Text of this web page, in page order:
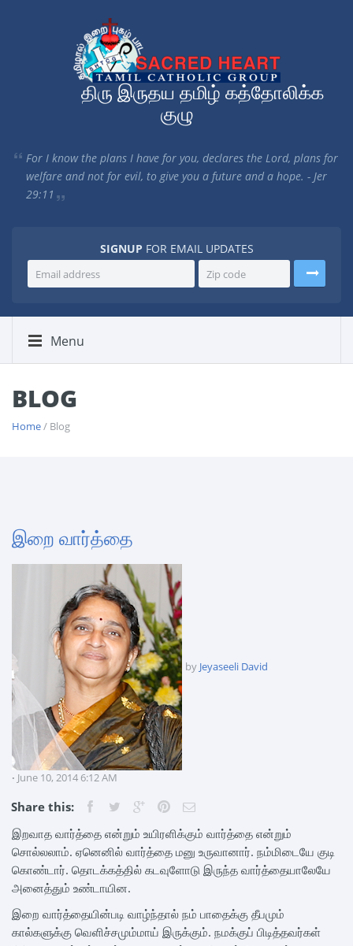
திரு இருதய தமிழ் கத்தோலிக்க
குழு
For I know the plans I have for you, declares the Lord, plans for
welfare and not for evil, to give you a future and a hope. - Jer
29:11
SIGNUP FOR EMAIL UPDATES
Menu
BLOG
Home/ Blog
இறை வார்த்தை
by Jeyaseeli David
June 10, 2014 6:12 AM
Share this:
இறவாத வார்த்தை என்றும் உயிரளிக்கும் வார்த்தை என்றும்
சொல்லலாம். ஏனெனில் வார்த்தை மனு உருவானார். நம்மிடையே குடி
கொண்டார். தொடக்கத்தில் கடவுளோடு இருந்த வார்த்தையாலேயே
அனைத்தும் உண்டாயின.
இறை வார்த்தையின்படி வாழ்ந்தால் நம் பாதைக்கு தீபமும்
கால்களுக்கு வெளிச்சமும்மாய் இருக்கும். நமக்குப் பிடித்தவர்கள்